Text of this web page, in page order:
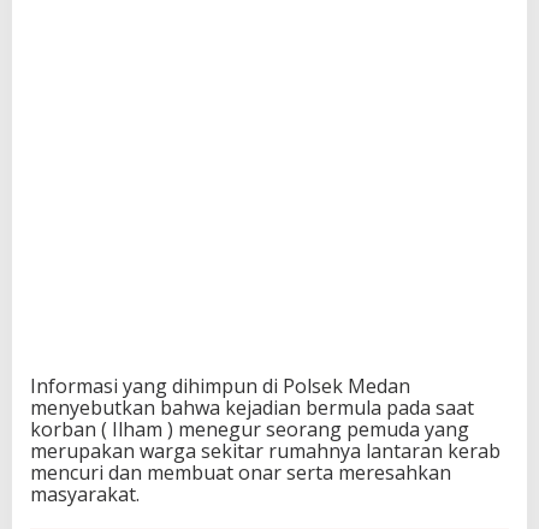
Informasi yang dihimpun di Polsek Medan
menyebutkan bahwa kejadian bermula pada saat
korban ( Ilham ) menegur seorang pemuda yang
merupakan warga sekitar rumahnya lantaran kerab
mencuri dan membuat onar serta meresahkan
masyarakat.